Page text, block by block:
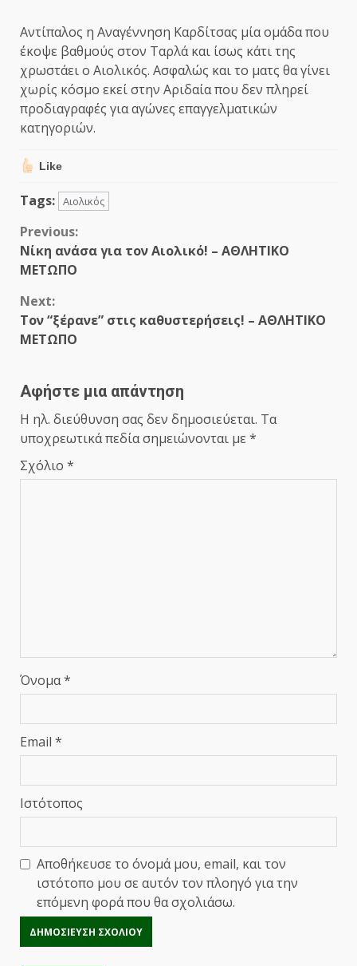
Αντίπαλος η Αναγέννηση Καρδίτσας μία ομάδα που
έκοψε βαθμούς στον Ταρλά και ίσως κάτι της
χρωστάει ο Αιολικός. Ασφαλώς και το ματς θα γίνει
χωρίς κόσμο εκεί στην Αριδαία που δεν πληρεί
προδιαγραφές για αγώνες επαγγελματικών
κατηγοριών.
Like
Tags: Αιολικός
Continue
Reading
Previous:
Νίκη ανάσα για τον Αιολικό! – ΑΘΛΗΤΙΚΟ
ΜΕΤΩΠΟ
Next:
Τον “ξέρανε” στις καθυστερήσεις! – ΑΘΛΗΤΙΚΟ
ΜΕΤΩΠΟ
Αφήστε μια απάντηση
Η ηλ. διεύθυνση σας δεν δημοσιεύεται. Τα
υποχρεωτικά πεδία σημειώνονται με *
Σχόλιο *
Όνομα*
Email *
Ιστότοπος
Αποθήκευσε το όνομά μου, email, και τον
ιστότοπο μου σε αυτόν τον πλοηγό για την
επόμενη φορά που θα σχολιάσω.